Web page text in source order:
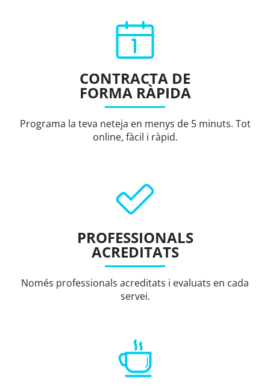
CONTRACTA DE
FORMA RÀPIDA
Programa la teva neteja en menys de 5 minuts. Tot
online, fàcil i ràpid.
PROFESSIONALS
ACREDITATS
Només professionals acreditats i evaluats en cada
servei.